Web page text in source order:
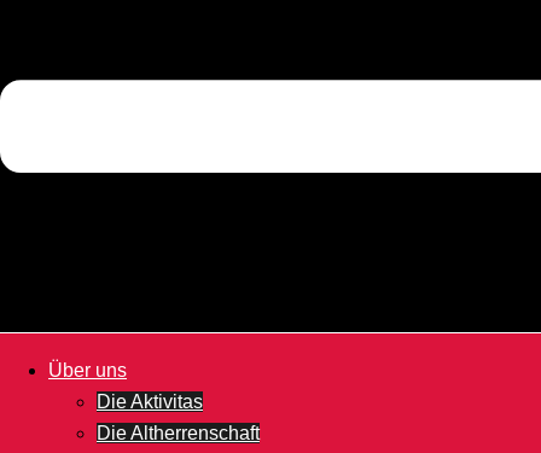
Über uns
Die Aktivitas
Die Altherrenschaft